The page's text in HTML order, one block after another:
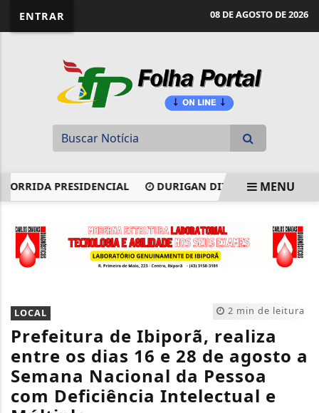
ENTRAR 08 DE AGOSTO DE 2026
PRESIDENCIAL DURIGAN DIZ QUE AUMENTO DA
MENU
2 min de leitura
LOCAL
Prefeitura de Ibiporã, realiza
entre os dias 16 e 28 de agosto a
Semana Nacional da Pessoa
com Deficiência Intelectual e